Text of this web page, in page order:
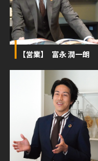
【営業】 富永 潤一朗